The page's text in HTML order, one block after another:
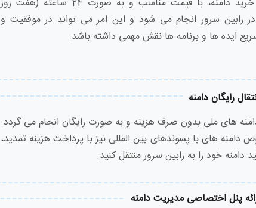
.click
430,000تومان
.de
1,940,000 تومان
.es
2,580,000 تومان
.fun
210,000 تومان
ثبت و خرید دامنه، با قیمت مناسب و به صورت 24 ساعته (هفت روز
رابین سرور انجام می شود و این امر می تواند در موفقیت و
ایده ها و برنامه ها نقش مهمی داشته باشد.
رایگان دامنه
های ملی بدون صرف هزینه و به صورت رایگان انجام می گردد.
دامنه های با پسوندهای بین المللی نیز با پرداخت هزینه تمدید،
دامنه خود را به رابین سرور منتقل کنید.
پنل اختصاصی مدیریت دامنه